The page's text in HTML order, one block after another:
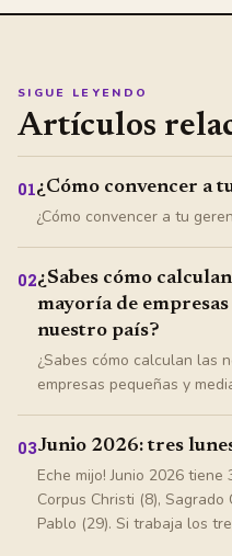
SIGUE LEYENDO
Artículos
01¿Cómo convencer a
¿Cómo convencer a tu
02¿Sabes cómo
mayoría de
nuestro país?
¿Sabes cómo calculan las
empresas pequeñas y
03Junio 2026: tres
Eche mijo! Junio 2026
Corpus Christi (8), Sagrado
Pablo (29). Si trabaja los